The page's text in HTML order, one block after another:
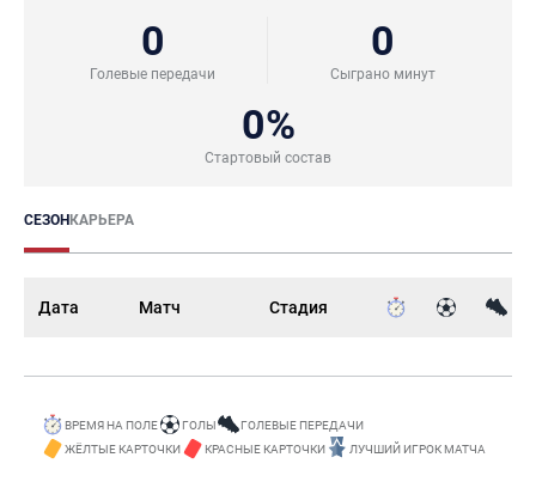
0
Голевые передачи
0
Сыграно минут
0%
Стартовый состав
СЕЗОНКАРЬЕРА
Дата Матч Стадия
ВРЕМЯ НА ПОЛЕ ГОЛЫ
ГОЛЕВЫЕ ПЕРЕДАЧИ
ЖЁЛТЫЕ КАРТОЧКИ
КРАСНЫЕ КАРТОЧКИ ЛУЧШИЙ ИГРОК МАТЧА